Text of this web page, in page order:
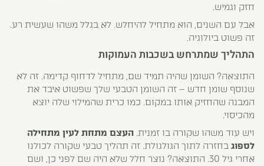
חזק וגמיש.
אבל עם השנים, הוא מתחיל להיחלש. לא בגלל משהו שעשית רע.
זה פשוט ביולוגיה.
התהליך שמתרחש בשכבות העמוקות
התוצאה? השומן שהיה תמיד שם, מתחיל לדחוף קדימה. זה לא
שנוסף שומן חדש – זה השומן הטבעי שלך שפשוט איבד את
המבנה שהחזיק אותו במקום. כמו כרית שהמילוי שלה יוצא
מהכיסוי.
ויש עוד משהו שקורה בו זמנית. העצם מתחת לעין מתחילה
לספוג בחזרה לתוך הגולגולת. זה תהליך טבעי שקורה לכולנו
אחרי גיל 30. התוצאה? נוצר חלל שלא היה שם לפני כן, ושם